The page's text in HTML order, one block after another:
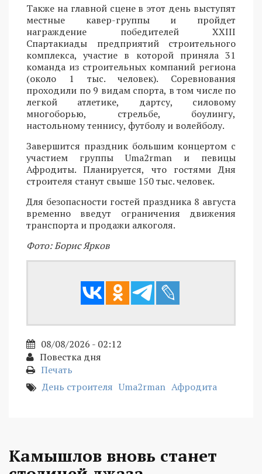
Также на главной сцене в этот день выступят
местные кавер-группы и пройдет
награждение победителей XXIII
Спартакиады предприятий строительного
комплекса, участие в которой приняла 31
команда из строительных компаний региона
(около 1 тыс. человек). Соревнования
проходили по 9 видам спорта, в том числе по
легкой атлетике, дартсу, силовому
многоборью, стрельбе, боулингу,
настольному теннису, футболу и волейболу.
Завершится праздник большим концертом с
участием группы Uma2rman и певицы
Афродиты. Планируется, что гостями Дня
строителя станут свыше 150 тыс. человек.
Для безопасности гостей праздника 8 августа
временно введут ограничения движения
транспорта и продажи алкоголя.
Фото: Борис Ярков
08/08/2026 - 02:12
Повестка дня
Печать
День строителя Uma2rman Афродита
Камышлов вновь станет